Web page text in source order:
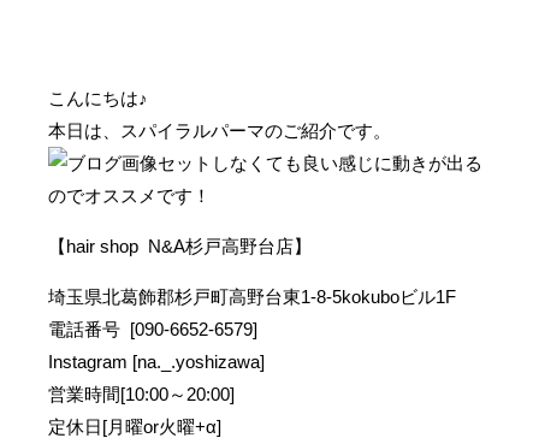
こんにちは♪
本日は、スパイラルパーマのご紹介です。
セットしなくても良い感じに動きが出る
のでオススメです！
【hair shop N&A杉戸高野台店】
埼玉県北葛飾郡杉戸町高野台東1-8-5kokuboビル1F
電話番号 [090-6652-6579]
Instagram [na._.yoshizawa]
営業時間[10:00～20:00]
定休日[月曜or火曜+α]